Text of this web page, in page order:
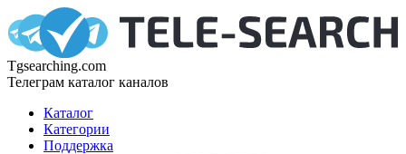
Tgsearching.com
Телеграм каталог каналов
Каталог
Категории
Поддержка